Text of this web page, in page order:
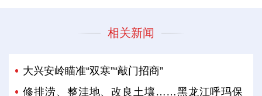
相关新闻
大兴安岭瞄准“双寒”“敲门招商”
修排涝、整洼地、改良土壤……黑龙江呼玛保